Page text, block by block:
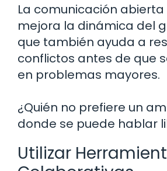
La comunicación abierta
mejora la dinámica del
que también ayuda a
conflictos antes de que
en problemas mayores.
¿Quién no prefiere un
donde se puede hablar
Utilizar